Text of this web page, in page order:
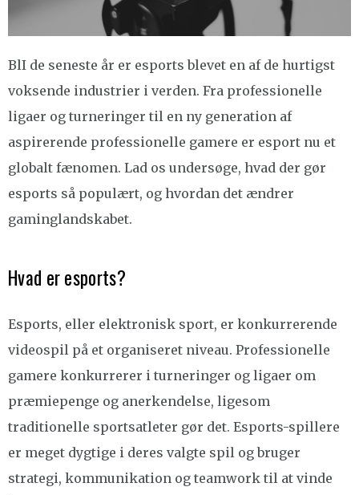
BlI de seneste år er esports blevet en af de hurtigst
voksende industrier i verden. Fra professionelle
ligaer og turneringer til en ny generation af
aspirerende professionelle gamere er esport nu et
globalt fænomen. Lad os undersøge, hvad der gør
esports så populært, og hvordan det ændrer
gaminglandskabet.
Hvad er esports?
Esports, eller elektronisk sport, er konkurrerende
videospil på et organiseret niveau. Professionelle
gamere konkurrerer i turneringer og ligaer om
præmiepenge og anerkendelse, ligesom
traditionelle sportsatleter gør det. Esports-spillere
er meget dygtige i deres valgte spil og bruger
strategi, kommunikation og teamwork til at vinde